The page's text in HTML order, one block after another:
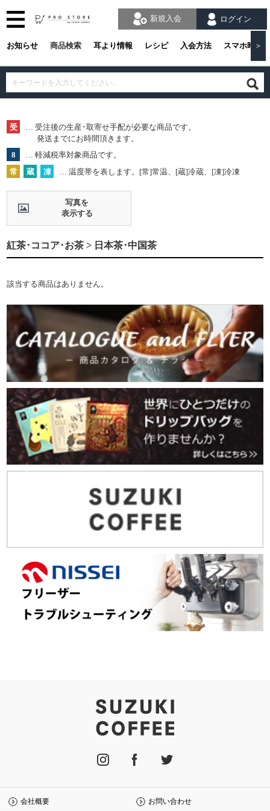
お知らせ 商品検索 耳より情報 レシピ 入会方法 スマホ時の
＞
ログイン
新規入会
受
… 受注後の生産･取寄せ手配が必要な商品です。
発送までにお時間頂きます。
8
… 軽減税率対象商品です。
常
蔵 凍 … 温度帯を表します。[常]常温、[蔵]冷蔵、[凍]冷凍
写真を
表示する
紅茶･ココア･お茶 > 日本茶･中国茶
該当する商品はありません。
会社概要 お問い合わせ